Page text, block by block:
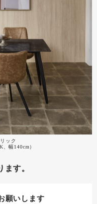
ック
、幅140cm）
す。
願いします